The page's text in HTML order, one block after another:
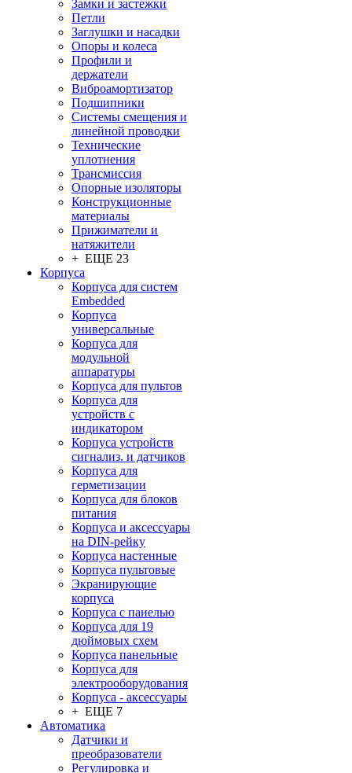
Замки и застежки
Петли
Заглушки и насадки
Опоры и колеса
Профили и
держатели
Виброамортизатор
Подшипники
Системы смещения и
линейной проводки
Технические
уплотнения
Трансмиссия
Опорные изоляторы
Конструкционные
материалы
Прижиматели и
натяжители
+ ЕЩЕ 23
Корпуса
Корпуса для систем
Embedded
Корпуса
универсальные
Корпуса для
модульной
аппаратуры
Корпуса для пультов
Корпуса для
устройств с
индикатором
Корпуса устройств
сигнализ. и датчиков
Корпуса для
герметизации
Корпуса для блоков
питания
Корпуса и аксессуары
на DIN-рейку
Корпуса настенные
Корпуса пультовые
Экранирующие
корпуса
Корпуса с панелью
Корпуса для 19
дюймовых схем
Корпуса панельные
Корпуса для
электрооборудования
Корпуса - аксессуары
+ ЕЩЕ 7
Автоматика
Датчики и
преобразователи
Регулировка и